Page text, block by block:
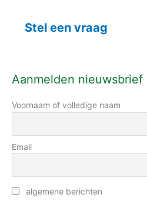
a
:
Stel een vraag
Aanmelden nieuwsbrief
Voornaam of volledige naam
Email
algemene berichten
i
e
n